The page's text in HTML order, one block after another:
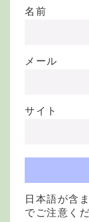
名前
メール
サイト
日本語が含
でご注意く